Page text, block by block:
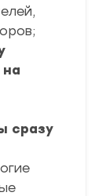
на
сразу